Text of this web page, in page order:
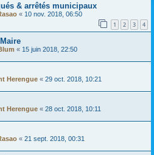
& arrêtés municipaux
« 10 nov. 2018, 06:50
1 2 3 4
« 15 juin 2018, 22:50
Herengue « 29 oct. 2018, 10:21
Herengue « 28 oct. 2018, 10:11
« 21 sept. 2018, 00:31